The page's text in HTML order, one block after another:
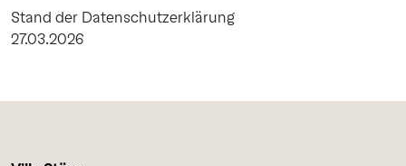
Stand der Datenschutzerklärung
27.03.2026